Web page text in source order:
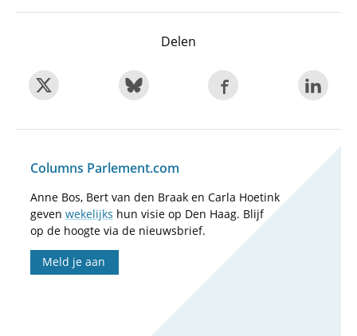
Delen
Columns Parlement.com
Anne Bos, Bert van den Braak en Carla Hoetink
geven wekelijks hun visie op Den Haag. Blijf
op de hoogte via de nieuwsbrief.
Meld je aan